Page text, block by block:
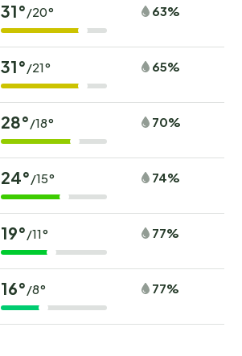
31° /20° 63%
31° /21° 65%
28° /18° 70%
24° /15° 74%
19° /11° 77%
16° /8° 77%